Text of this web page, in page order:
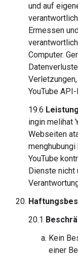
und auf
Ermessen
Computer.
YouTube
19.6
ingin melihat
Webseiten
menghubungi
YouTube
Dienste nicht
20.1
Kein
einer